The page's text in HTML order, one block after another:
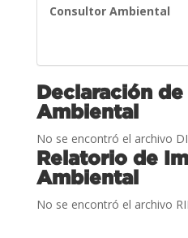
Consultor Ambiental
Declaración
Ambiental
No se encontró el archivo
Relatorio de
Ambiental
No se encontró el archivo